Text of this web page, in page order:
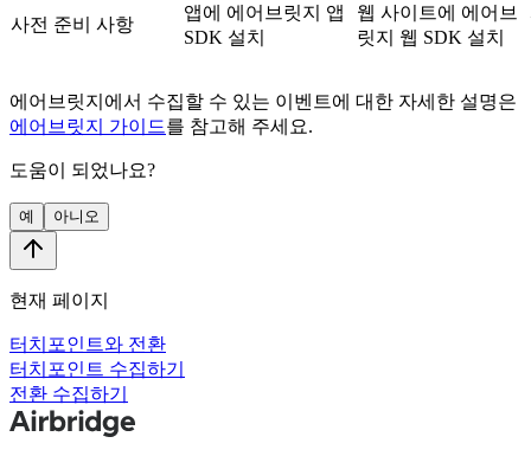
사전 준비 사항
앱에 에어브릿지 앱
SDK 설치
웹 사이트에 에어브
릿지 웹 SDK 설치
에어브릿지에서 수집할 수 있는 이벤트에 대한 자세한 설명은
에어브릿지 가이드를 참고해 주세요.
도움이 되었나요?
예 아니오
현재 페이지
터치포인트와 전환
터치포인트 수집하기
전환 수집하기